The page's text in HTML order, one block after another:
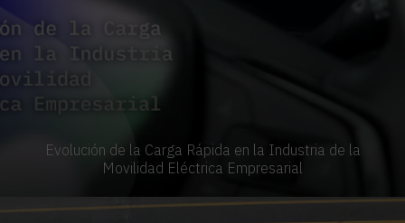
Evolución de la Carga Rápida en la Industria de la
Movilidad Eléctrica Empresarial